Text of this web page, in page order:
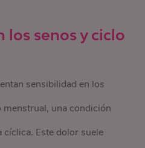
los senos y ciclo
sensibilidad en los
menstrual, una condición
Este dolor suele